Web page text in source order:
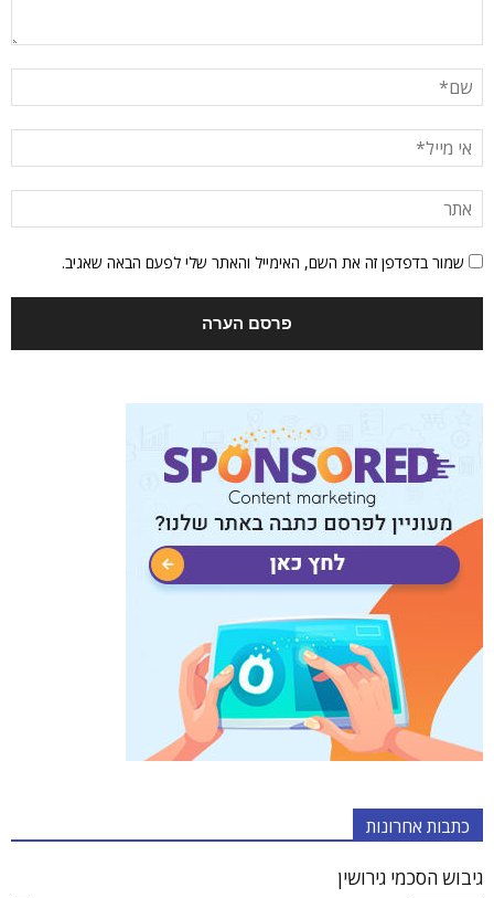
שמור בדפדפן זה את השם, האימייל והאתר שלי לפעם הבאה שאגיב.
כתבות אחרונות
גיבוש הסכמי גירושין